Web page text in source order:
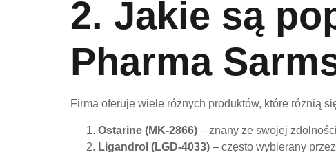
2. Jakie są
Pharma
Firma oferuje wiele różnych produktów, które różnią
Ostarine (MK-2866) – znany ze swojej
Ligandrol (LGD-4033) – często wybierany